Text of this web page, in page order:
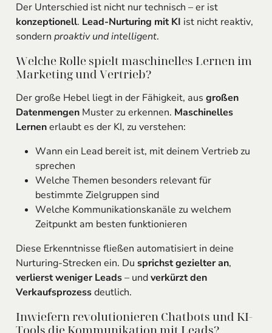
Der Unterschied ist nicht nur technisch – er ist
konzeptionell. Lead-Nurturing mit KI ist nicht reaktiv,
sondern proaktiv und intelligent.
Welche Rolle spielt maschinelles Lernen im
Marketing und Vertrieb?
Der große Hebel liegt in der Fähigkeit, aus großen
DatenmengenMuster zu erkennen. Maschinelles
Lernenerlaubt es der KI, zu verstehen:
Wann ein Lead bereit ist, mit deinem Vertrieb zu
sprechen
Welche Themen besonders relevant für
bestimmte Zielgruppen sind
Welche Kommunikationskanäle zu welchem
Zeitpunkt am besten funktionieren
Diese Erkenntnisse fließen automatisiert in deine
Nurturing-Strecken ein. Du sprichst gezielter an,
verlierst weniger Leads– undverkürzt den
Verkaufsprozessdeutlich.
Inwiefern revolutionieren Chatbots und KI-
Tools die Kommunikation mit Leads?